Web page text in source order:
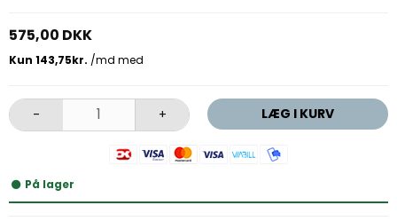
575,00 DKK
- + LÆG I KURV
På lager